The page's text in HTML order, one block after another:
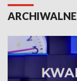
ARCHIWALNE